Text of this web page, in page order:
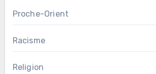
Proche-Orient
Racisme
Religion